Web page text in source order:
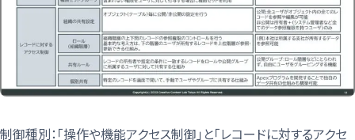
制御種別：「操作や機能アクセス制御」と「レコードに対するアクセ